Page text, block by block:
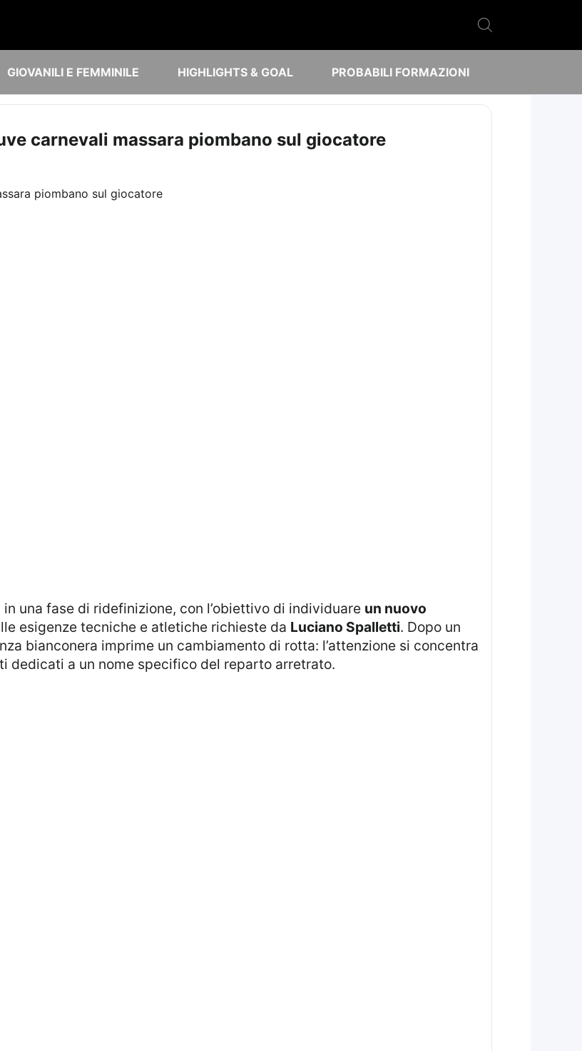
GIOVANILI E FEMMINILE HIGHLIGHTS & GOAL PROBABILI FORMAZIONI
carnevali massara piombano sul giocatore
una fase di ridefinizione, con l’obiettivo di individuare un nuovo
esigenze tecniche e atletiche richieste da Luciano Spalletti. Dopo un
bianconera imprime un cambiamento di rotta: l’attenzione si concentra
dedicati a un nome specifico del reparto arretrato.